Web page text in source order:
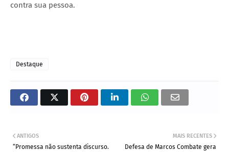
contra sua pessoa.
Destaque
MAIS RECENTES
Defesa de Marcos Combate gera
ANTIGOS
“Promessa não sustenta discurso.